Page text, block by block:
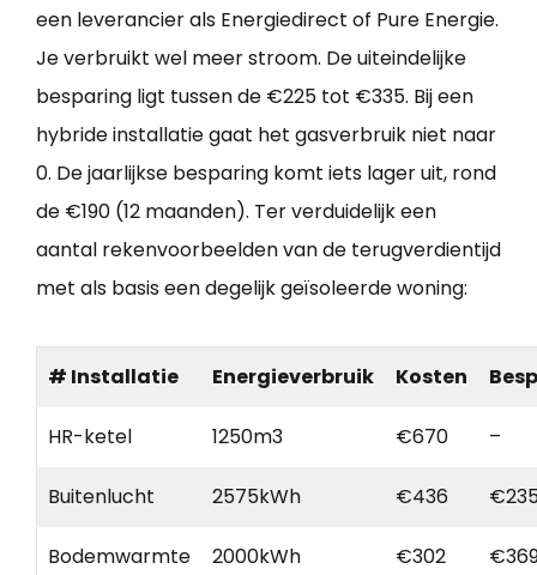
een leverancier als Energiedirect of Pure Energie.
Je verbruikt wel meer stroom. De uiteindelijke
besparing ligt tussen de €225 tot €335. Bij een
hybride installatie gaat het gasverbruik niet naar
0. De jaarlijkse besparing komt iets lager uit, rond
de €190 (12 maanden). Ter verduidelijk een
aantal rekenvoorbeelden van de terugverdientijd
met als basis een degelijk geïsoleerde woning:
# Installatie Energieverbruik Kosten
HR-ketel 1250m3 €670 –
Buitenlucht 2575kWh €436
Bodemwarmte 2000kWh €302